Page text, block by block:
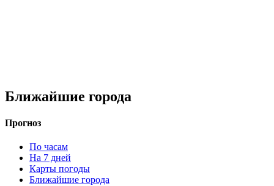
Ближайшие города
Прогноз
По часам
На 7 дней
Карты погоды
Ближайшие города